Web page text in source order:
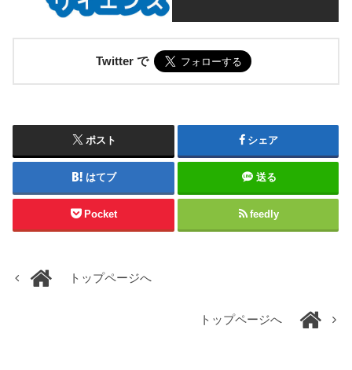
Twitter で
ポスト シェア
はてブ 送る
Pocket feedly
トップページへ
トップページへ